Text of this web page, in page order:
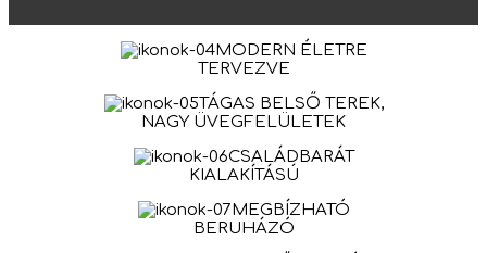
MODERN ÉLETRE
TERVEZVE
TÁGAS BELSŐ TEREK,
NAGY ÜVEGFELÜLETEK
CSALÁDBARÁT
KIALAKÍTÁSÚ
MEGBÍZHATÓ
BERUHÁZÓ